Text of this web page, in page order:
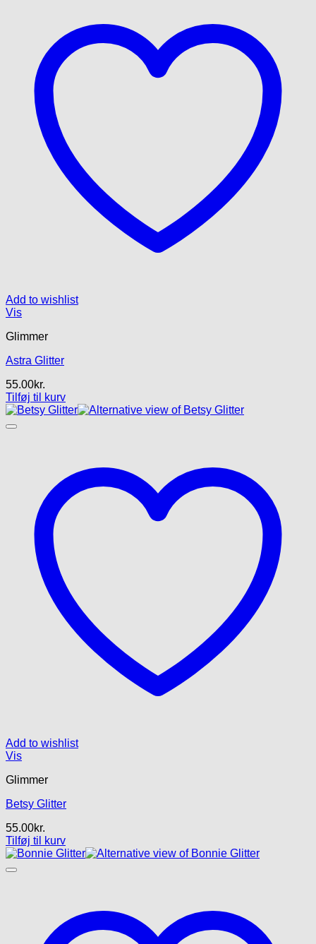
Add to wishlist
Vis
Glimmer
Astra Glitter
55.00kr.
Tilføj til kurv
Add to wishlist
Vis
Glimmer
Betsy Glitter
55.00kr.
Tilføj til kurv